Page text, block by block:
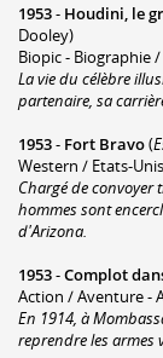
1953- Houdini, le
Dooley)
Biopic - Biographie
La vie du célèbre
partenaire, sa
1953- Fort Bravo(
Western / Etats-
Chargé de
hommes sont
d'Arizona.
1953-Complot
Action / Aventure -
En 1914, à
reprendre les armes